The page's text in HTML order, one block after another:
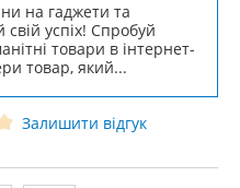
на гаджети та
свій успіх! Спробуй
товари в інтернет-
товар, який...
Залишити відгук